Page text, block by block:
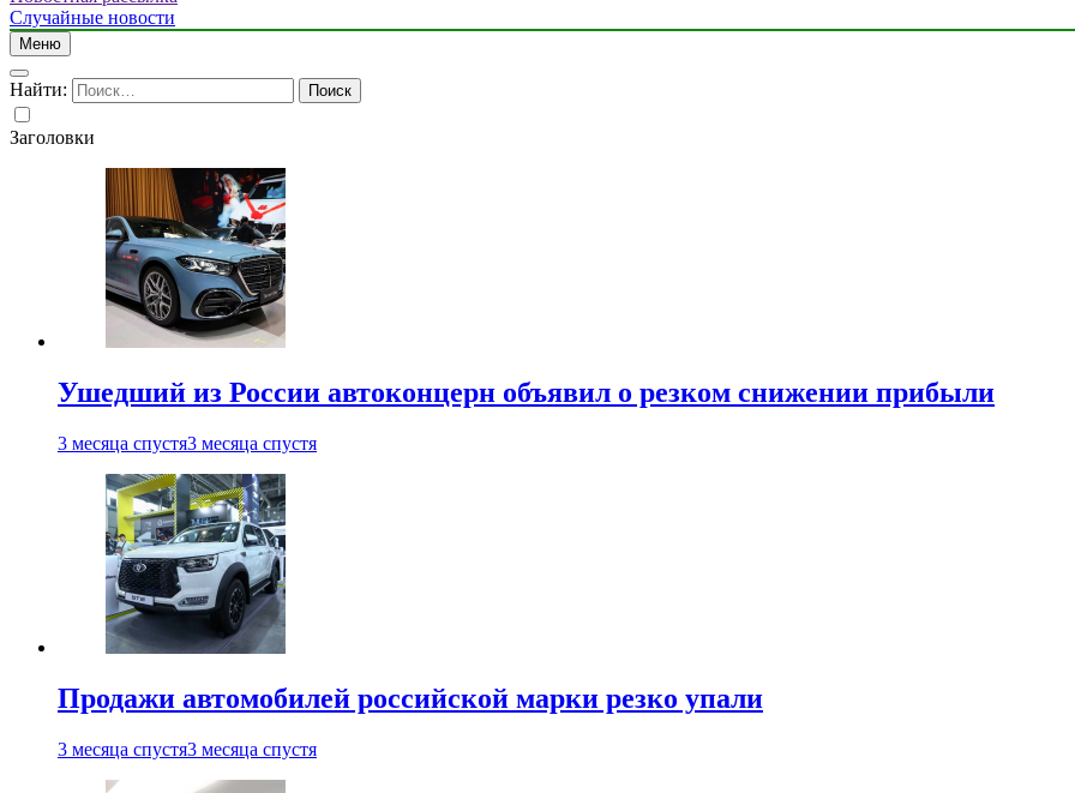
Случайные новости
Меню
Найти:
Заголовки
Ушедший из России автоконцерн объявил о резком снижении прибыли
3 месяца спустя3 месяца спустя
Продажи автомобилей российской марки резко упали
3 месяца спустя3 месяца спустя